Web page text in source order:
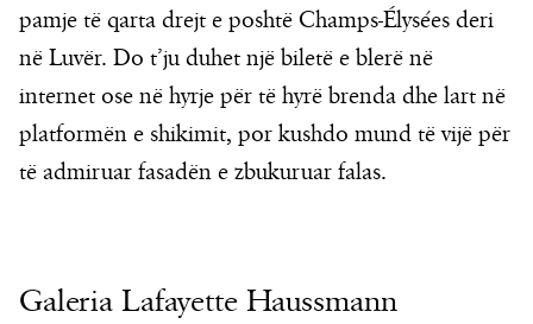
pamje të qarta drejt e poshtë Champs-Élysées deri
në Luvër. Do t’ju duhet një biletë e blerë në
internet ose në hyrje për të hyrë brenda dhe lart në
platformën e shikimit, por kushdo mund të vijë për
të admiruar fasadën e zbukuruar falas.
Galeria Lafayette Haussmann